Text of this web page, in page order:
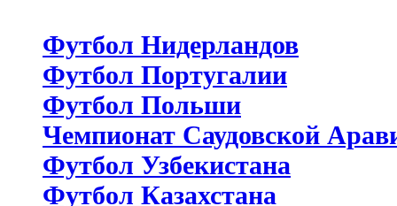
Футбол Нидерландов
Футбол Португалии
Футбол Польши
Чемпионат Саудовской
Футбол Узбекистана
Футбол Казахстана